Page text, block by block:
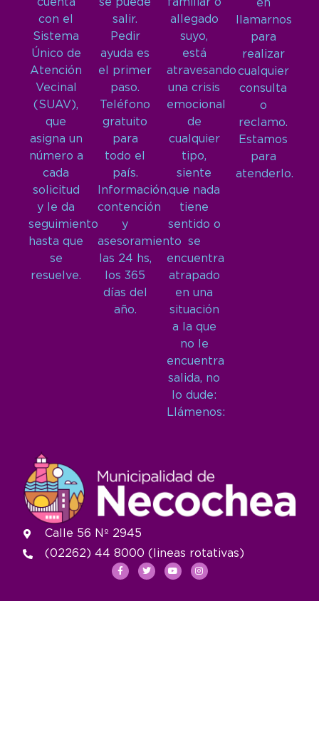
cuenta
con el
Sistema
Único de
Atención
Vecinal
(SUAV),
que
asigna un
número a
cada
solicitud
y le da
seguimiento
hasta que
se
resuelve.
se puede
salir.
Pedir
ayuda es
el primer
paso.
Teléfono
gratuito
para
todo el
país.
Información,
contención
y
asesoramiento
las 24 hs,
los 365
días del
año.
familiar o
allegado
suyo,
está
atravesando
una crisis
emocional
de
cualquier
tipo,
siente
que nada
tiene
sentido o
se
encuentra
atrapado
en una
situación
a la que
no le
encuentra
salida, no
lo dude:
Llámenos:
en
llamarnos
para
realizar
cualquier
consulta
o
reclamo.
Estamos
para
atenderlo.
Calle 56 Nº 2945
(02262) 44 8000 (lineas rotativas)